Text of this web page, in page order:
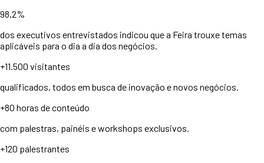
98,2%
dos executivos entrevistados indicou que a Feira trouxe temas
aplicáveis para o dia a dia dos negócios.
+11.500 visitantes
qualificados, todos em busca de inovação e novos negócios.
+80 horas de conteúdo
com palestras, painéis e workshops exclusivos.
+120 palestrantes